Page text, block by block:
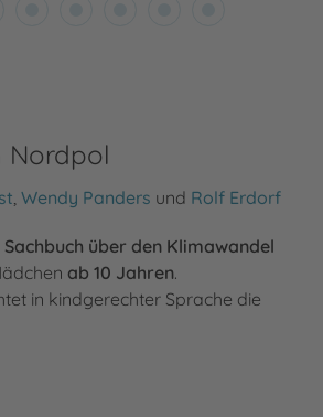
Nordpol
Wendy Panders und Rolf Erdorf
über den Klimawandel
ab 10 Jahren.
in kindgerechter Sprache die